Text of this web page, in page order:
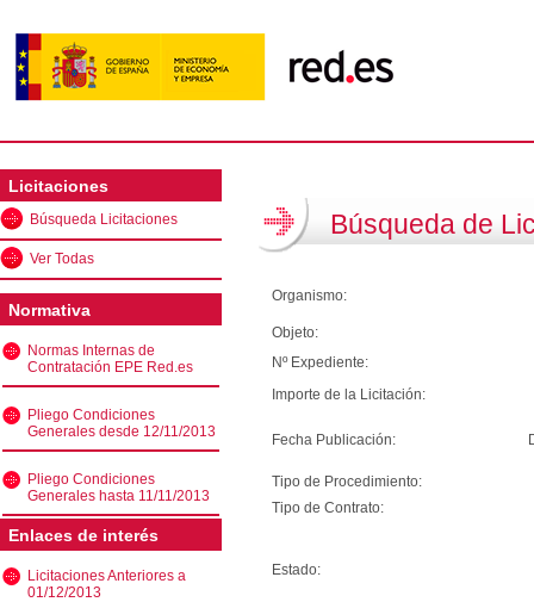
Licitaciones
Búsqueda Licitaciones
Ver Todas
Normativa
Normas Internas de
Contratación EPE Red.es
Pliego Condiciones
Generales desde 12/11/2013
Pliego Condiciones
Generales hasta 11/11/2013
Enlaces de interés
Licitaciones Anteriores a
01/12/2013
Búsqueda de
Organismo:
Objeto:
Nº Expediente:
Importe de la Licitación:
Fecha Publicación:
Tipo de Procedimiento:
Tipo de Contrato:
Estado: